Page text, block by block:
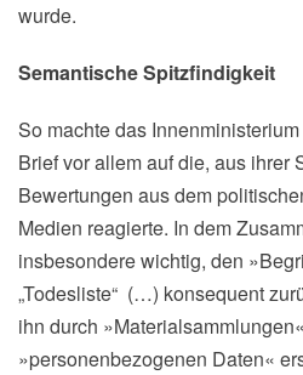
wurde.
Semantische Spitzfindigkeit
So machte das
Brief vor allem auf die, aus ihrer
Bewertungen aus dem
Medien reagierte. In dem
insbesondere wichtig, den
„Todesliste“ (…) konsequent
ihn durch
»personenbezogenen Daten«